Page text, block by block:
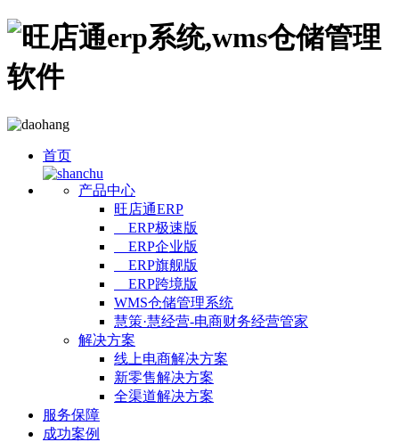
首页
产品中心
旺店通ERP
ERP极速版
ERP企业版
ERP旗舰版
ERP跨境版
WMS仓储管理系统
慧策·慧经营-电商财务经营管家
解决方案
线上电商解决方案
新零售解决方案
全渠道解决方案
服务保障
成功案例